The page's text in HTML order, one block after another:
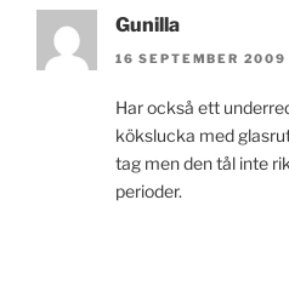
Gunilla
16 SEPTEMBER
Har också ett
kökslucka med
tag men den tål inte
perioder.